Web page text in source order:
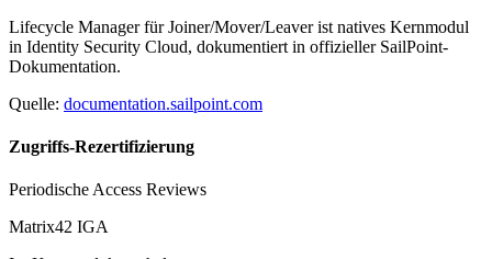
Lifecycle Manager für Joiner/Mover/Leaver ist natives Kernmodul
in Identity Security Cloud, dokumentiert in offizieller SailPoint-
Dokumentation.
Quelle: documentation.sailpoint.com
Zugriffs-Rezertifizierung
Periodische Access Reviews
Matrix42 IGA